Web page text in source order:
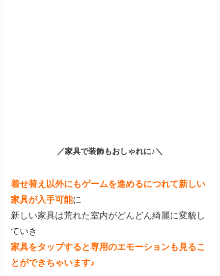
／家具で装飾もおしゃれに♪＼
着せ替え以外にもゲームを進めるにつれて新しい
家具が入手可能に
新しい家具は荒れた室内がどんどん綺麗に変貌し
ていき
家具をタップすると専用のエモーションも見るこ
とができちゃいます♪